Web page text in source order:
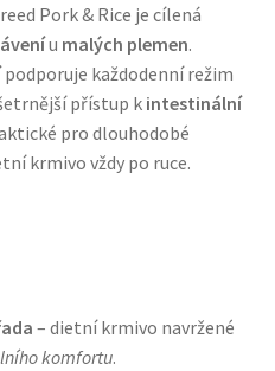
— Italské krmivo s
a přirozené složení
Pork & Rice je cílená
u malých plemen.
podporuje každodenní režim
přístup kintestinální
pro dlouhodobé
krmivo vždy po ruce.
– dietní krmivo navržené
komfortu.